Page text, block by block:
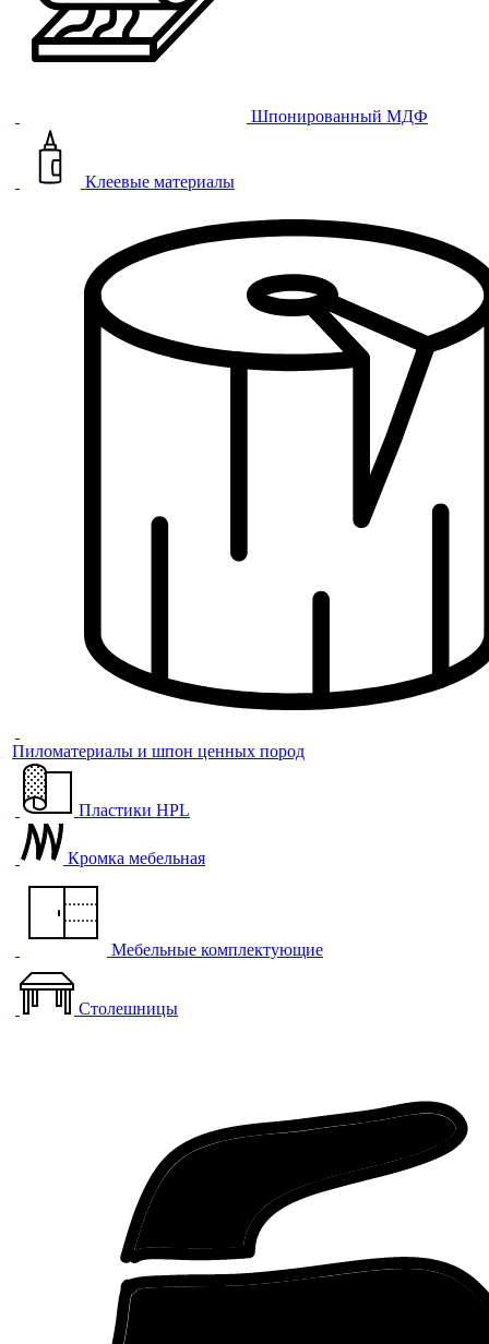
Шпонированный МДФ
Клеевые материалы
Пиломатериалы и шпон ценных пород
Пластики HPL
Кромка мебельная
Мебельные комплектующие
Столешницы